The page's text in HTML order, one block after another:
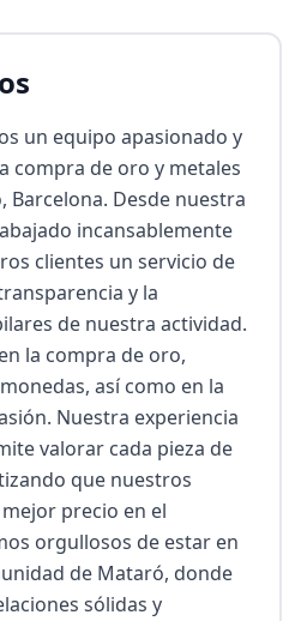
un equipo apasionado y
compra de oro y metales
Barcelona. Desde nuestra
incansablemente
clientes un servicio de
y la
de nuestra actividad.
la compra de oro,
así como en la
Nuestra experiencia
valorar cada pieza de
que nuestros
precio en el
orgullosos de estar en
de Mataró, donde
sólidas y